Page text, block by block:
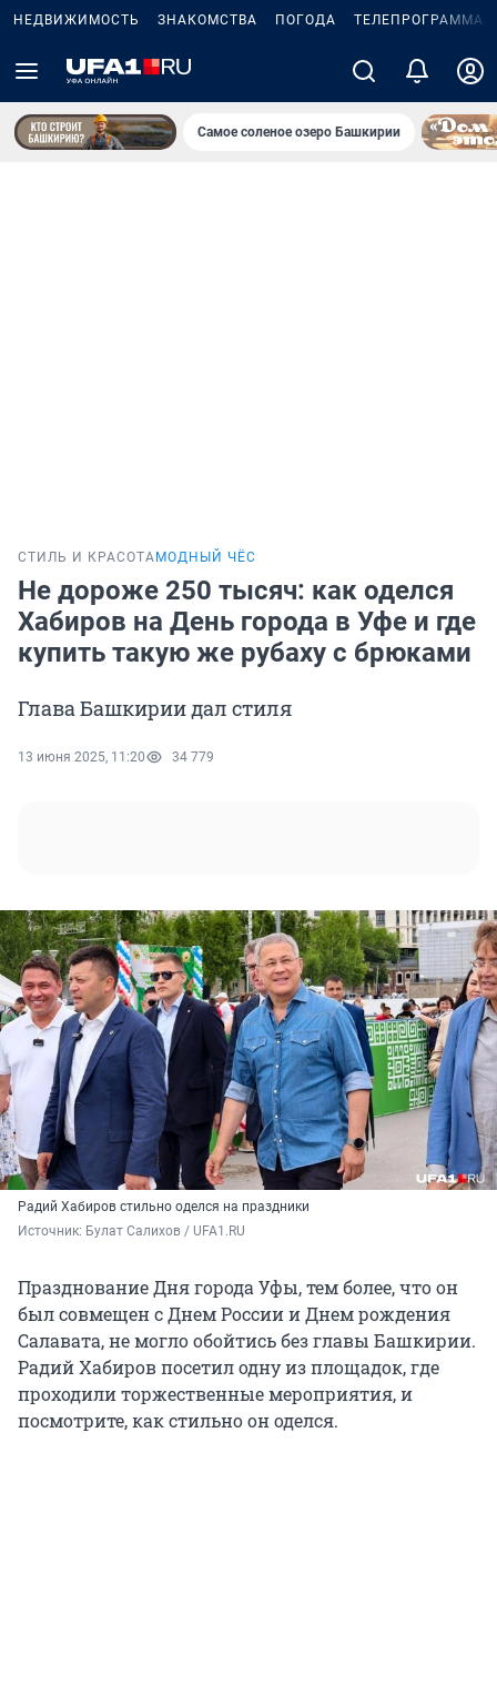
НЕДВИЖИМОСТЬ ЗНАКОМСТВА ПОГОДА ТЕЛЕПРОГРАММА
Самое соленое озеро Башкирии
СТИЛЬ И КРАСОТА МОДНЫЙ ЧЁС
Не дороже 250 тысяч: как оделся
Хабиров на День города в Уфе и где
купить такую же рубаху с брюками
Глава Башкирии дал стиля
13 июня 2025, 11:20 34 779
Радий Хабиров стильно оделся на праздники
Источник: Булат Салихов / UFA1.RU
Празднование Дня города Уфы, тем более, что он
был совмещен с Днем России и Днем рождения
Салавата, не могло обойтись без главы Башкирии.
Радий Хабиров посетил одну из площадок, где
проходили торжественные мероприятия, и
посмотрите, как стильно он оделся.